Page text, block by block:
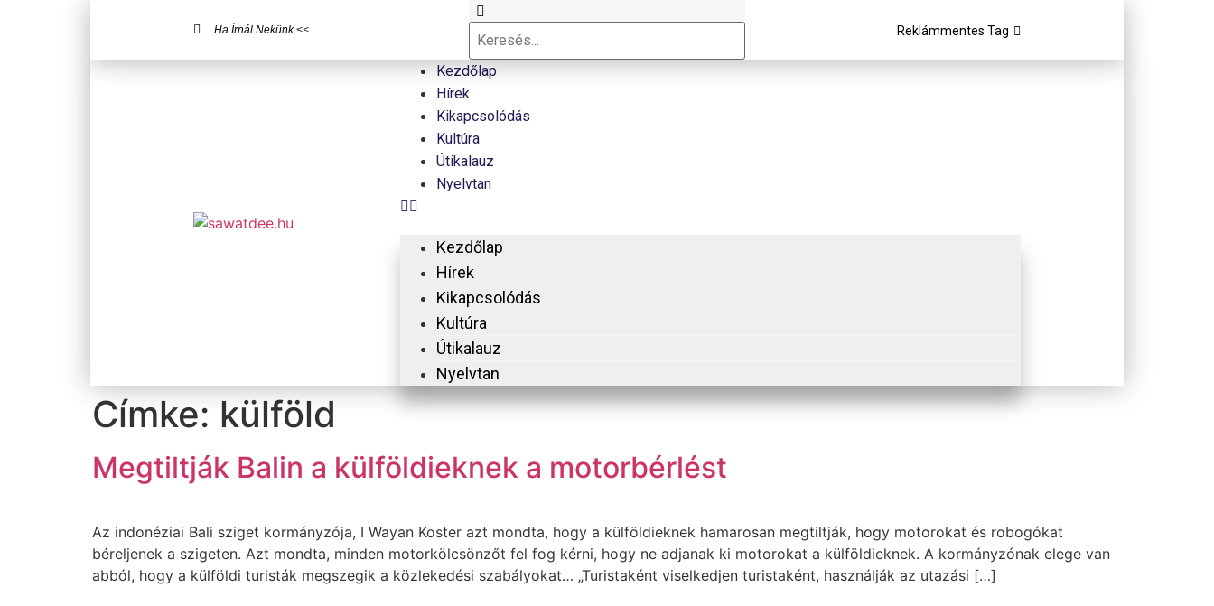
Ha Írnál Nekünk << Reklámmentes Tag
Kezdőlap
Hírek
Kikapcsolódás
Kultúra
Útikalauz
Nyelvtan
Kezdőlap
Hírek
Kikapcsolódás
Kultúra
Útikalauz
Nyelvtan
Címke: külföld
Megtiltják Balin a külföldieknek a motorbérlést
Az indonéziai Bali sziget kormányzója, I Wayan Koster azt mondta, hogy a külföldieknek hamarosan megtiltják, hogy motorokat és robogókat
béreljenek a szigeten. Azt mondta, minden motorkölcsönzőt fel fog kérni, hogy ne adjanak ki motorokat a külföldieknek. A kormányzónak elege van
abból, hogy a külföldi turisták megszegik a közlekedési szabályokat… „Turistaként viselkedjen turistaként, használják az utazási […]